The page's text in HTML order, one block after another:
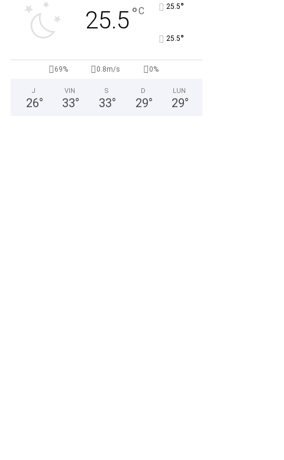
25.5°C 25.5°
25.5°
69% 0.8m/s 0%
J
26°
VIN
33°
S
33°
D
29°
LUN
29°